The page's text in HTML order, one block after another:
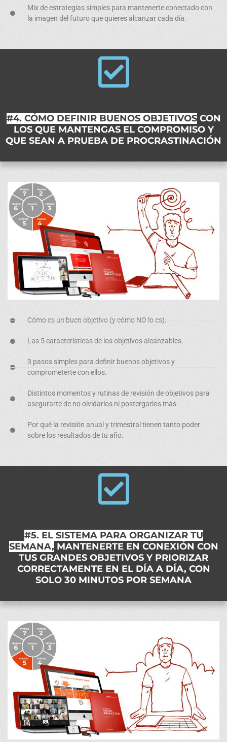
Mix de estrategias simplespara mantenerte conectado con
la imagen del futuro que quieres alcanzar cada día.
#4. CÓMO DEFINIR BUENOS OBJETIVOSCON
LOS QUE MANTENGAS EL COMPROMISO Y
QUE SEAN A PRUEBA DE PROCRASTINACIÓN
Cómo es un buen objetivo (y cómo NO lo es).
Las 5 característicasde los objetivos alcanzables.
3 pasos simples para definir buenos objetivos y
comprometerte con ellos.
Distintos momentos y rutinas de revisión de objetivospara
asegurarte de no olvidarlos ni postergarlos más.
Por qué la revisión anual y trimestral tienen tanto poder
sobre los resultados de tu año.
#5. EL SISTEMA PARA ORGANIZAR TU
SEMANA, MANTENERTE EN CONEXIÓN CON
TUS GRANDES OBJETIVOS Y PRIORIZAR
CORRECTAMENTE EN EL DÍA A DÍA, CON
SOLO 30 MINUTOS POR SEMANA